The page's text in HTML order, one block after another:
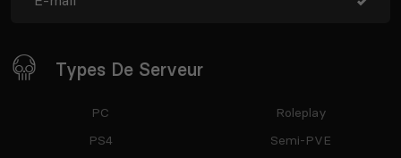
Types De Serveur
PC
PS4
Roleplay
Semi-PVE